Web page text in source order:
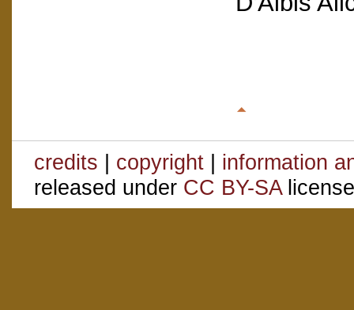
credits | copyright | information
released under CC BY-SA